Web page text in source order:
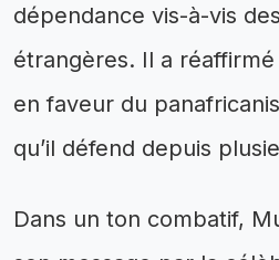
dépendance vis-à-vis
étrangères. Il a
en faveur du
qu’il défend depuis
Dans un ton combatif,